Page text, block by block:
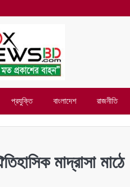
প্রযুক্তি বাংলাদেশ রাজনীতি
মাদ্রাসা মাঠে